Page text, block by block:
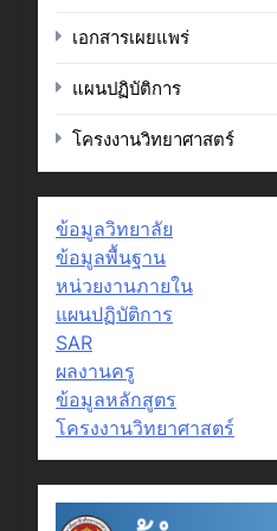
เอกสารเผยแพร่
แผนปฏิบัติการ
โครงงานวิทยาศาสตร์
ข้อมูลวิทยาลัย
ข้อมูลพื้นฐาน
หน่วยงานภายใน
แผนปฏิบัติการ
SAR
ผลงานครู
ข้อมูลหลักสูตร
โครงงานวิทยาศาสตร์